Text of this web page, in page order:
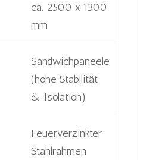
ca. 2500 x 1300
mm
Sandwichpaneele
(hohe Stabilität
& Isolation)
Feuerverzinkter
Stahlrahmen